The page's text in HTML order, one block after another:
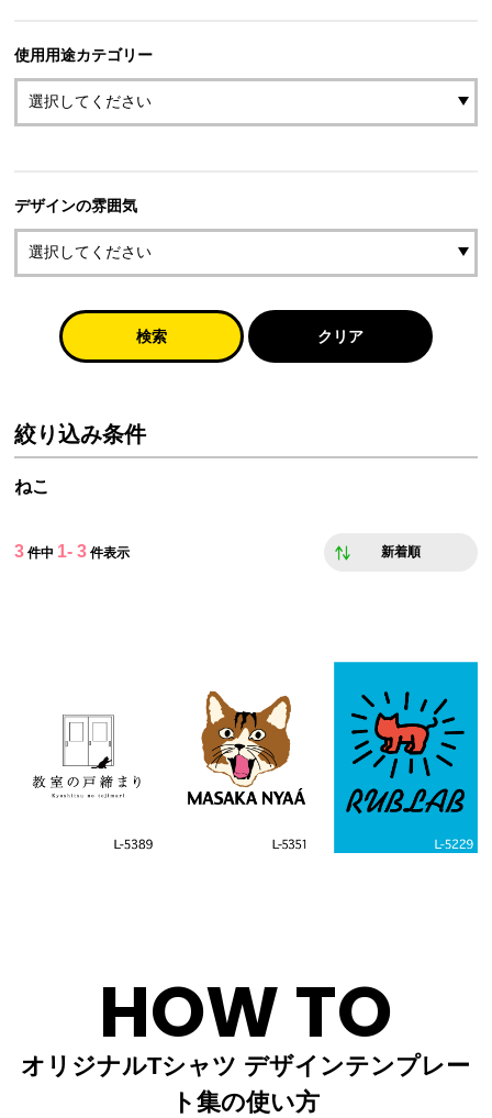
使用用途カテゴリー
デザインの雰囲気
検索 クリア
絞り込み条件
ねこ
3 件中 1- 3 件表示 新着順
HOW TO
オリジナルTシャツ デザインテンプレー
ト集の使い方